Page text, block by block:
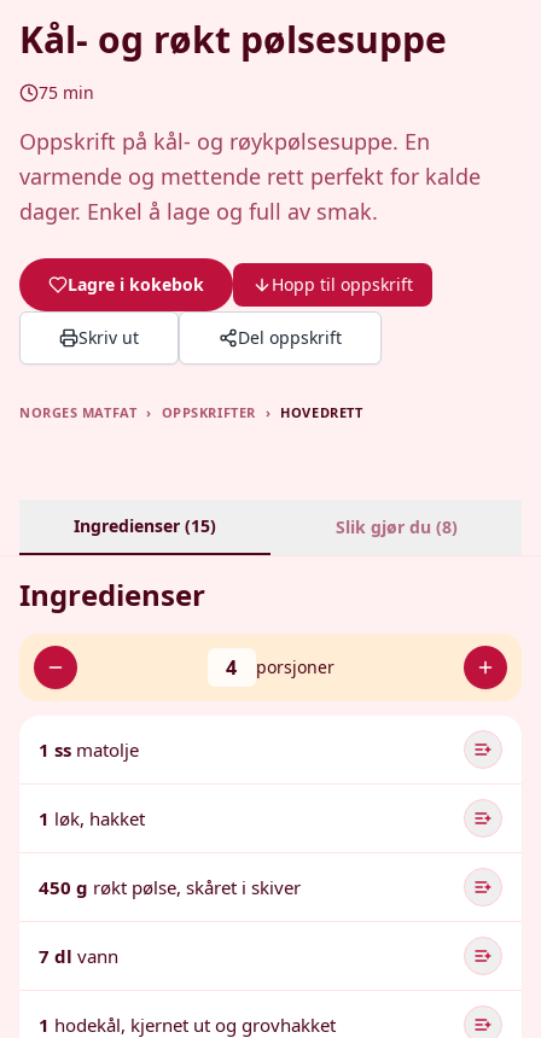
Kål- og røkt pølsesuppe
75 min
Oppskrift på kål- og røykpølsesuppe. En
varmende og mettende rett perfekt for kalde
dager. Enkel å lage og full av smak.
Lagre i kokebok Hopp til oppskrift
Skriv ut Del oppskrift
NORGES MATFAT › OPPSKRIFTER › HOVEDRETT
Ingredienser (15) Slik gjør du (8)
Ingredienser
4 porsjoner
1 ss matolje
1 løk, hakket
450 g røkt pølse, skåret i skiver
7 dl vann
1 hodekål, kjernet ut og grovhakket